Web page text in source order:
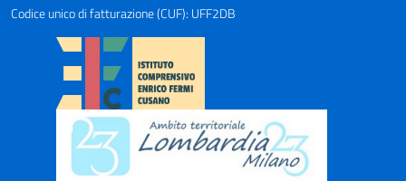
Codice unico di fatturazione (CUF): UFF2DB